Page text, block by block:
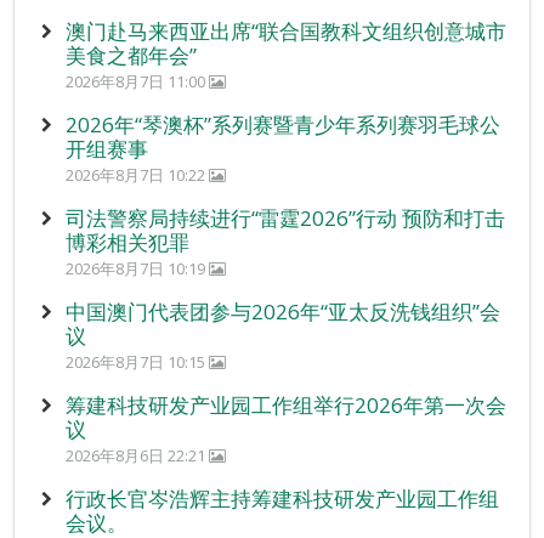
澳门赴马来西亚出席“联合国教科文组织创意城市
美食之都年会”
2026年8月7日 11:00
2026年“琴澳杯”系列赛暨青少年系列赛羽毛球公
开组赛事
2026年8月7日 10:22
司法警察局持续进行“雷霆2026”行动 预防和打击
博彩相关犯罪
2026年8月7日 10:19
中国澳门代表团参与2026年“亚太反洗钱组织”会
议
2026年8月7日 10:15
筹建科技研发产业园工作组举行2026年第一次会
议
2026年8月6日 22:21
行政长官岑浩辉主持筹建科技研发产业园工作组
会议。